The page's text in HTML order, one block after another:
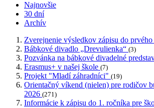
Najnovšie
30 dní
Archív
Zverejnenie výsledkov zápisu do
Bábkové divadlo „Drevulienka“ (3)
Pozvánka na bábkové divadelné
Erasmus+ v našej škole (7)
Projekt "Mladí záhradníci" (19)
Orientačný víkend (nielen) pre rodičov
2026 (271)
Informácie k zápisu do 1. ročníka pre